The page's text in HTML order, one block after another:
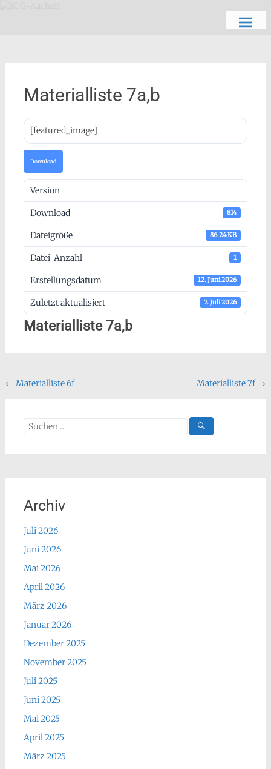
Materialliste 7a,b
[featured_image]
Download
Version
Download 814
Dateigröße 86.24 KB
Datei-Anzahl 1
Erstellungsdatum 12. Juni 2026
Zuletzt aktualisiert 7. Juli 2026
Materialliste 7a,b
Beitragsnavigation
← Materialliste 6f Materialliste 7f→
Suchen
Archiv
Juli 2026
Juni 2026
Mai 2026
April 2026
März 2026
Januar 2026
Dezember 2025
November 2025
Juli 2025
Juni 2025
Mai 2025
April 2025
März 2025